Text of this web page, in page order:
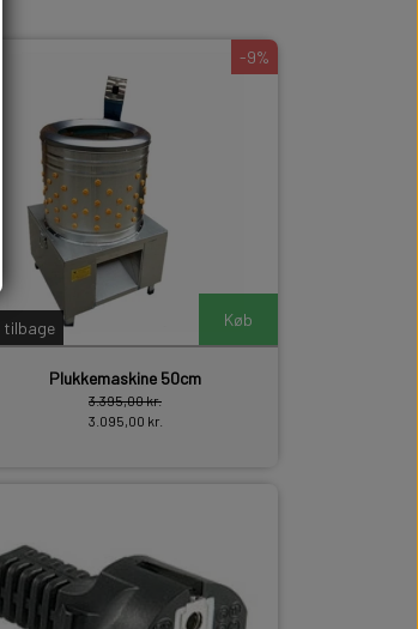
-9%
tilbage Køb
Plukkemaskine 50cm
3.395,00 kr.
3.095,00 kr.